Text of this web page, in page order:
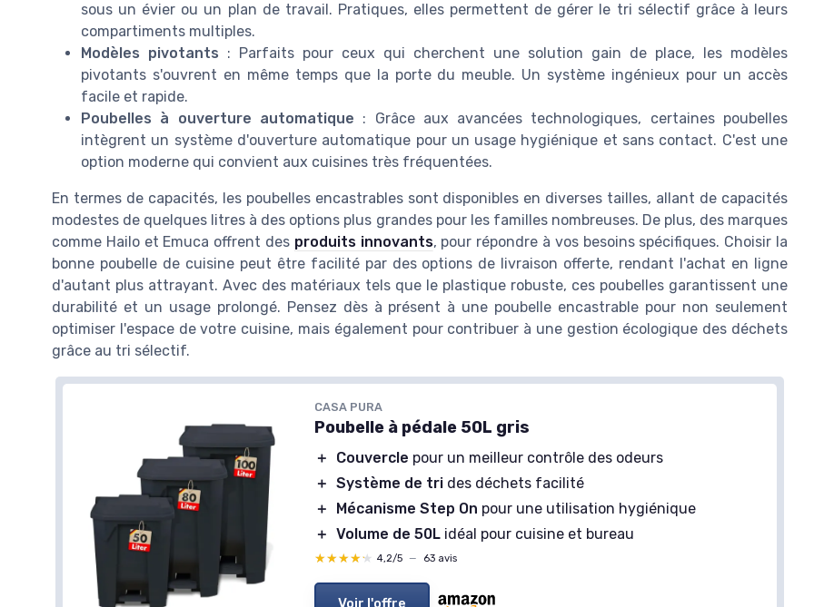
sous un évier ou un plan de travail. Pratiques, elles permettent de gérer le tri sélectif grâce à leurs
compartiments multiples.
Modèles pivotants : Parfaits pour ceux qui cherchent une solution gain de place, les modèles
pivotants s'ouvrent en même temps que la porte du meuble. Un système ingénieux pour un accès
facile et rapide.
Poubelles à ouverture automatique : Grâce aux avancées technologiques, certaines poubelles
intègrent un système d'ouverture automatique pour un usage hygiénique et sans contact. C'est une
option moderne qui convient aux cuisines très fréquentées.
En termes de capacités, les poubelles encastrables sont disponibles en diverses tailles, allant de capacités
modestes de quelques litres à des options plus grandes pour les familles nombreuses. De plus, des marques
comme Hailo et Emuca offrent des produits innovants, pour répondre à vos besoins spécifiques. Choisir la
bonne poubelle de cuisine peut être facilité par des options de livraison offerte, rendant l'achat en ligne
d'autant plus attrayant. Avec des matériaux tels que le plastique robuste, ces poubelles garantissent une
durabilité et un usage prolongé. Pensez dès à présent à une poubelle encastrable pour non seulement
optimiser l'espace de votre cuisine, mais également pour contribuer à une gestion écologique des déchets
grâce au tri sélectif.
CASA PURA
Poubelle à pédale 50L gris
＋ Couvercle pour un meilleur contrôle des odeurs
＋ Système de tri des déchets facilité
＋
Mécanisme Step On pour une utilisation hygiénique
＋ Volume de 50L idéal pour cuisine et bureau
★★★★★
★★★★★ 4,2/5 — 63 avis